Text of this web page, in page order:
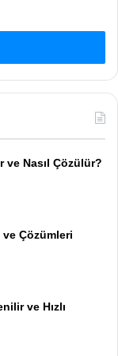
ve Nasıl Çözülür?
ve Çözümleri
ve Hızlı